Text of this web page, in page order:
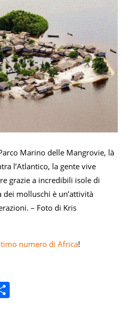
Marino delle Mangrovie, là
l’Atlantico, la gente vive
grazie a incredibili isole di
dei molluschi è un’attività
– Foto di Kris
numero di Africa!